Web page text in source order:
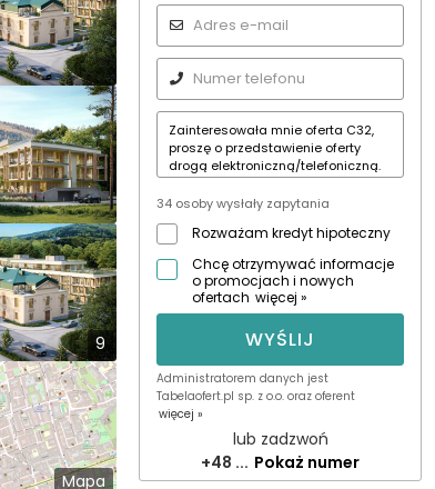
9
Mapa
34 osoby wysłały zapytania
Rozważam kredyt hipoteczny
Chcę otrzymywać informacje
o promocjach i nowych
ofertach więcej »
WYŚLIJ
Administratorem danych jest
Tabelaofert.pl sp. z o.o. oraz oferent
więcej »
lub zadzwoń
+48 ... Pokaż numer